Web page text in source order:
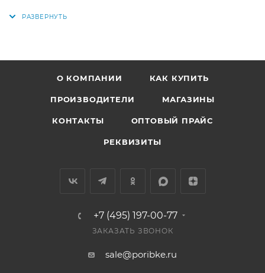
О КОМПАНИИ КАК КУПИТЬ
ПРОИЗВОДИТЕЛИ МАГАЗИНЫ
КОНТАКТЫ ОПТОВЫЙ ПРАЙС
РЕКВИЗИТЫ
+7 (495) 197-00-77
ЗАКАЗАТЬ ЗВОНОК
sale@poribke.ru